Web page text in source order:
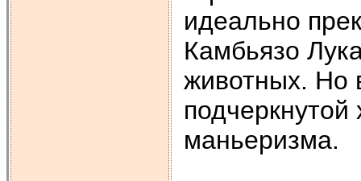
идеально
Камбьязо
животных. Но
маньеризма.